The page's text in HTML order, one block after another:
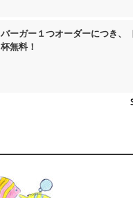
バーガー１つオーダーにつき、
杯無料！